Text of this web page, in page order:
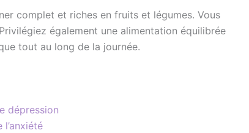
complet et riches en fruits et légumes. Vous
également une alimentation équilibrée
tout au long de la journée.
dépression